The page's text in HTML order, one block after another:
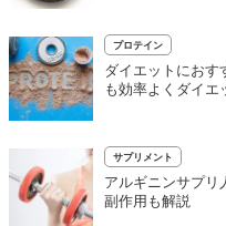
プロテイン
ダイエットにおす
も効率よくダイエ
サプリメント
アルギニンサプリ
副作用も解説